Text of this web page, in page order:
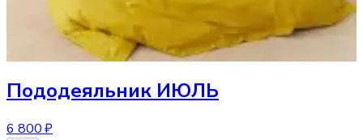
Пододеяльник ИЮЛЬ
6 800 ₽